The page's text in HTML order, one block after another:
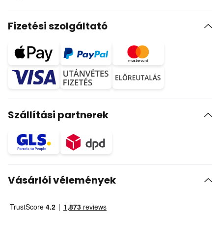
Fizetési szolgáltató
Szállítási partnerek
Vásárlói vélemények